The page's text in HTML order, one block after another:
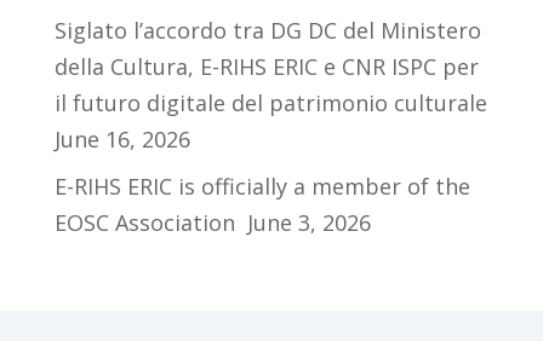
Siglato l’accordo tra DG DC del Ministero
della Cultura, E-RIHS ERIC e CNR ISPC per
il futuro digitale del patrimonio culturale
June 16, 2026
E-RIHS ERIC is officially a member of the
EOSC Association June 3, 2026